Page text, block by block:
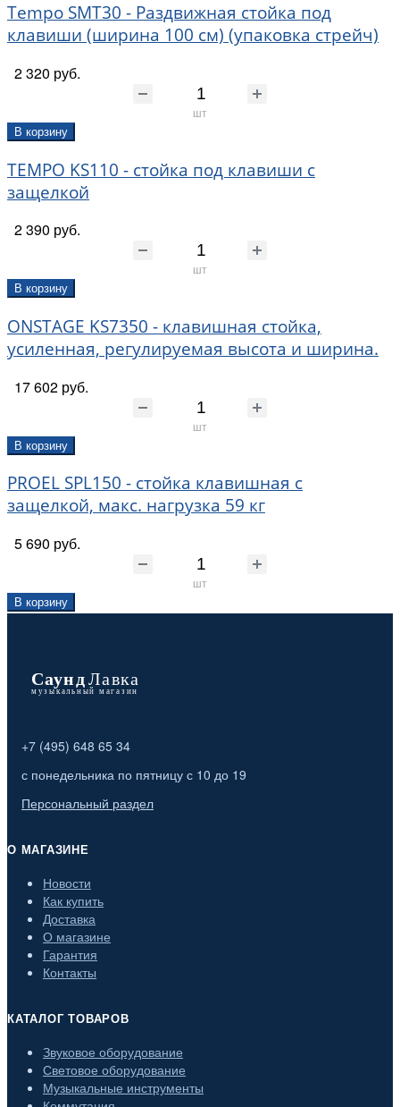
Tempo SMT30 - Раздвижная стойка под
клавиши (ширина 100 см) (упаковка стрейч)
2 320 руб.
шт
В корзину
TEMPO KS110 - стойка под клавиши с
защелкой
2 390 руб.
шт
В корзину
ONSTAGE KS7350 - клавишная стойка,
усиленная, регулируемая высота и ширина.
17 602 руб.
шт
В корзину
PROEL SPL150 - стойка клавишная с
защелкой, макс. нагрузка 59 кг
5 690 руб.
шт
В корзину
+7 (495) 648 65 34
с понедельника по пятницу с 10 до 19
Персональный раздел
О МАГАЗИНЕ
Новости
Как купить
Доставка
О магазине
Гарантия
Контакты
КАТАЛОГ ТОВАРОВ
Звуковое оборудование
Световое оборудование
Музыкальные инструменты